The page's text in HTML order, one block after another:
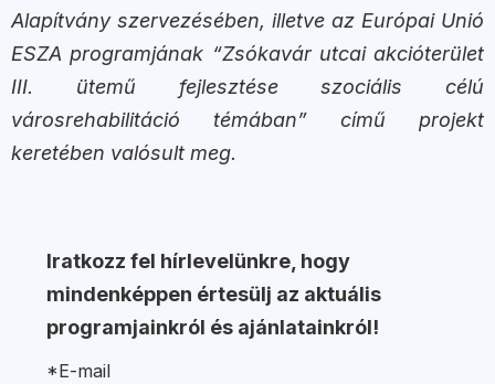
Alapítvány szervezésében, illetve az Európai Unió
ESZA programjának “Zsókavár utcai akcióterület
III. ütemű fejlesztése szociális célú
városrehabilitáció témában” című projekt
keretében valósult meg.
Iratkozz fel hírlevelünkre, hogy
mindenképpen értesülj az aktuális
programjainkról és ajánlatainkról!
*E-mail